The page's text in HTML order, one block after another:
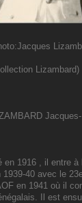
Lizambard)
en 1916 , il entre
1939-40 avec le
en 1941 où il
Il est